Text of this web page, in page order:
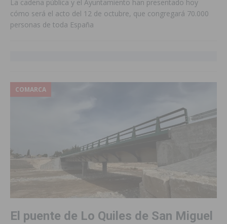
La cadena pública y el Ayuntamiento han presentado hoy
cómo será el acto del 12 de octubre, que congregará 70.000
personas de toda España
COMARCA
El puente de Lo Quiles de San Miguel